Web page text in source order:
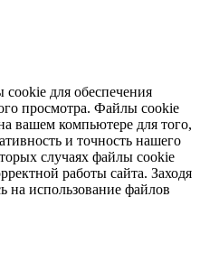
cookie для обеспечения
просмотра. Файлы cookie
вашем компьютере для того,
и точность нашего
случаях файлы cookie
работы сайта. Заходя
на использование файлов